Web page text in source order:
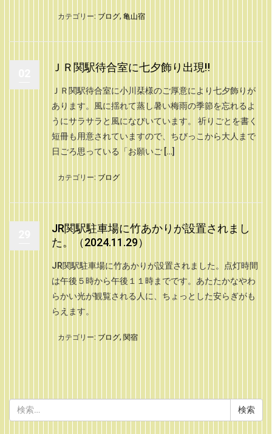
カテゴリー: ブログ, 亀山宿
ＪＲ関駅待合室に七夕飾り出現‼
ＪＲ関駅待合室に小川栞様のご厚意により七夕飾りが
あります。風に揺れて蒸し暑い梅雨の季節を忘れるよ
うにサラサラと風になびいています。 祈りごとを書く
短冊も用意されていますので、ちびっこから大人まで
日ごろ思っている「お願いご […]
カテゴリー: ブログ
JR関駅駐車場に竹あかりが設置されまし
た。（2024.11.29）
JR関駅駐車場に竹あかりが設置されました。点灯時間
は午後５時から午後１１時までです。あたたかなやわ
らかい光が観覧される人に、ちょっとした安らぎがも
らえます。
カテゴリー: ブログ, 関宿
索: